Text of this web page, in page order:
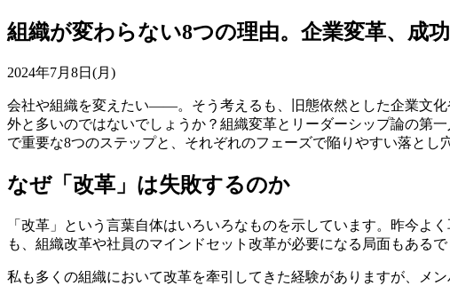
組織が変わらない8つの理由。企業変革、成
2024年7月8日(月)
会社や組織を変えたい――。そう考えるも、旧態依然とした企業文
外と多いのではないでしょうか？組織変革とリーダーシップ論の第
で重要な8つのステップと、それぞれのフェーズで陥りやすい落と
なぜ「改革」は失敗するのか
「改革」という言葉自体はいろいろなものを示しています。昨今
も、組織改革や社員のマインドセット改革が必要になる局面もあるで
私も多くの組織において改革を牽引してきた経験がありますが、メ